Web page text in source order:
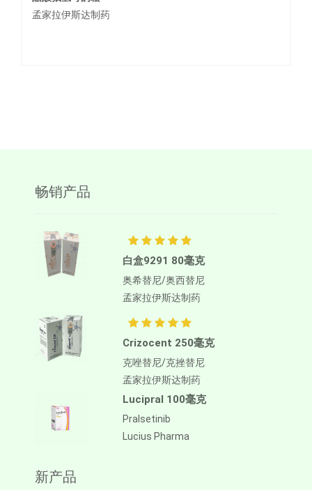
孟家拉伊斯达制药
畅销产品
白盒9291 80毫克
奥希替尼/奥西替尼
孟家拉伊斯达制药
Crizocent 250毫克
克唑替尼/克挫替尼
孟家拉伊斯达制药
Lucipral 100毫克
Pralsetinib
Lucius Pharma
新产品